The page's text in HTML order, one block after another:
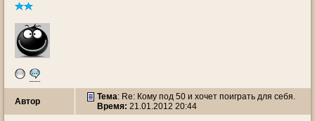
Автор Тема: Re: Кому под 50 и хочет поиграть для себя.
Время: 21.01.2012 20:44